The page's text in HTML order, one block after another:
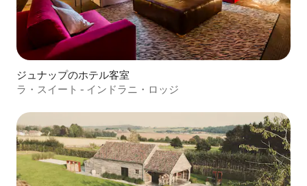
ジュナップのホテル客室
ラ・スイート - インドラニ・ロッジ